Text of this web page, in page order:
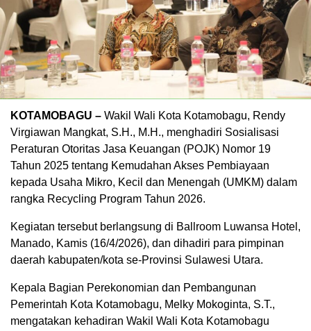
KOTAMOBAGU – Wakil Wali Kota Kotamobagu, Rendy
Virgiawan Mangkat, S.H., M.H., menghadiri Sosialisasi
Peraturan Otoritas Jasa Keuangan (POJK) Nomor 19
Tahun 2025 tentang Kemudahan Akses Pembiayaan
kepada Usaha Mikro, Kecil dan Menengah (UMKM) dalam
rangka Recycling Program Tahun 2026.
Kegiatan tersebut berlangsung di Ballroom Luwansa Hotel,
Manado, Kamis (16/4/2026), dan dihadiri para pimpinan
daerah kabupaten/kota se-Provinsi Sulawesi Utara.
Kepala Bagian Perekonomian dan Pembangunan
Pemerintah Kota Kotamobagu, Melky Mokoginta, S.T.,
mengatakan kehadiran Wakil Wali Kota Kotamobagu